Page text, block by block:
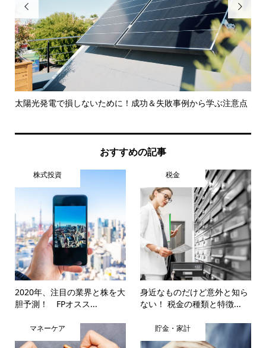

太陽光発電で損しないために！成功＆失敗事例から学ぶ注意点

おすすめの記事
株式投資
2020年、注目の業界と株を大
胆予測！ FPオスス...
税金
身近なものだけど意外と知ら
ない！ 税金の種類と特徴...
マネーケア 貯金・家計